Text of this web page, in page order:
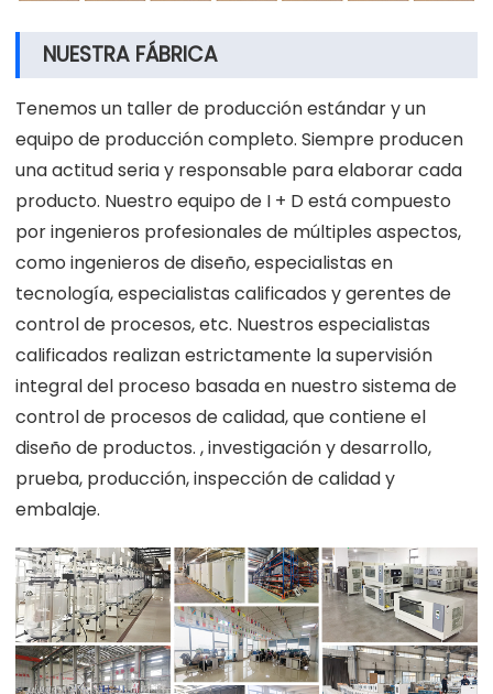
NUESTRA FÁBRICA
Tenemos un taller de producción estándar y un
equipo de producción completo. Siempre producen
una actitud seria y responsable para elaborar cada
producto. Nuestro equipo de I + D está compuesto
por ingenieros profesionales de múltiples aspectos,
como ingenieros de diseño, especialistas en
tecnología, especialistas calificados y gerentes de
control de procesos, etc. Nuestros especialistas
calificados realizan estrictamente la supervisión
integral del proceso basada en nuestro sistema de
control de procesos de calidad, que contiene el
diseño de productos. , investigación y desarrollo,
prueba, producción, inspección de calidad y
embalaje.